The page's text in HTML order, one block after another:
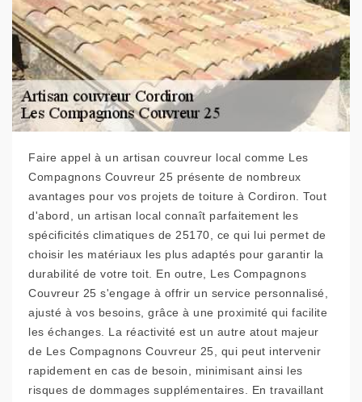
Faire appel à un artisan couvreur local comme Les
Compagnons Couvreur 25 présente de nombreux
avantages pour vos projets de toiture à Cordiron. Tout
d'abord, un artisan local connaît parfaitement les
spécificités climatiques de 25170, ce qui lui permet de
choisir les matériaux les plus adaptés pour garantir la
durabilité de votre toit. En outre, Les Compagnons
Couvreur 25 s'engage à offrir un service personnalisé,
ajusté à vos besoins, grâce à une proximité qui facilite
les échanges. La réactivité est un autre atout majeur
de Les Compagnons Couvreur 25, qui peut intervenir
rapidement en cas de besoin, minimisant ainsi les
risques de dommages supplémentaires. En travaillant